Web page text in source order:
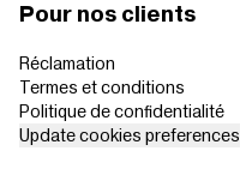
Pour nos clients
Réclamation
Termes et conditions
Politique de confidentialité
Update cookies preferences